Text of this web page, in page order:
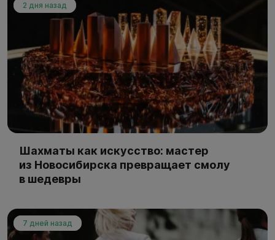
2 дня назад
Шахматы как искусство: мастер
из Новосибирска превращает смолу
в шедевры
7 дней назад